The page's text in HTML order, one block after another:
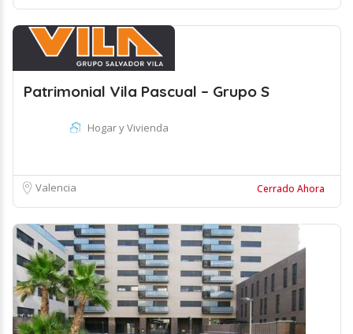
Patrimonial Vila Pascual – Grupo S
Hogar y Vivienda
Valencia Cerrado Ahora